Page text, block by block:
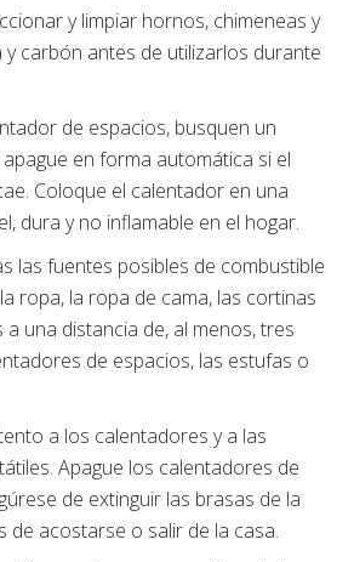
y limpiar hornos, chimeneas y
y carbón antes de utilizarlos durante
de espacios, busquen un
en forma automática si el
Coloque el calentador en una
dura y no inflamable en el hogar.
las fuentes posibles de combustible
ropa, la ropa de cama, las cortinas
una distancia de, al menos, tres
de espacios, las estufas o
a los calentadores y a las
Apague los calentadores de
de extinguir las brasas de la
de acostarse o salir de la casa.